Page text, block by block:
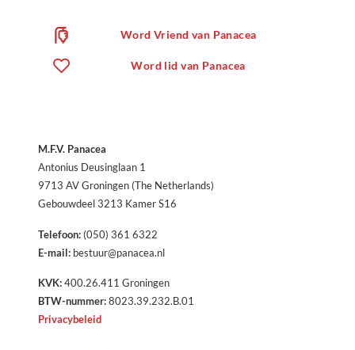
Word Vriend van Panacea
Word lid van Panacea
M.F.V. Panacea
Antonius Deusinglaan 1
9713 AV Groningen (The Netherlands)
Gebouwdeel 3213 Kamer S16
Telefoon:(050) 361 6322
E-mail:bestuur@panacea.nl
KVK:400.26.411 Groningen
BTW-nummer:8023.39.232.B.01
Privacybeleid